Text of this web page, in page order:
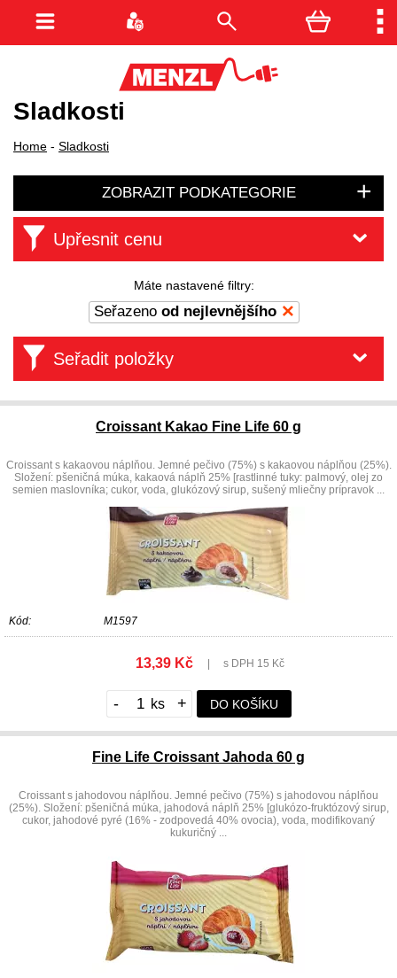
Sladkosti
Home - Sladkosti
ZOBRAZIT PODKATEGORIE
Upřesnit cenu
Máte nastavené filtry:
Seřazeno od nejlevnějšího
Seřadit položky
Croissant Kakao Fine Life 60 g
Croissant s kakaovou náplňou. Jemné pečivo (75%) s kakaovou náplňou (25%).
Složení: pšeničná múka, kakaová náplň 25% [rastlinné tuky: palmový, olej zo
semien maslovníka; cukor, voda, glukózový sirup, sušený mliečny prípravok ...
Kód: M1597
13,39 Kč s DPH 15 Kč
- + DO KOŠÍKU
Fine Life Croissant Jahoda 60 g
Croissant s jahodovou náplňou. Jemné pečivo (75%) s jahodovou náplňou
(25%). Složení: pšeničná múka, jahodová náplň 25% [glukózo-fruktózový sirup,
cukor, jahodové pyré (16% - zodpovedá 40% ovocia), voda, modifikovaný
kukuričný ...